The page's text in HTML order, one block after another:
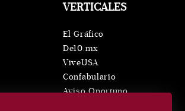
VERTICALES
El Gráfico
De10.mx
ViveUSA
Confabulario
Aviso Oportuno